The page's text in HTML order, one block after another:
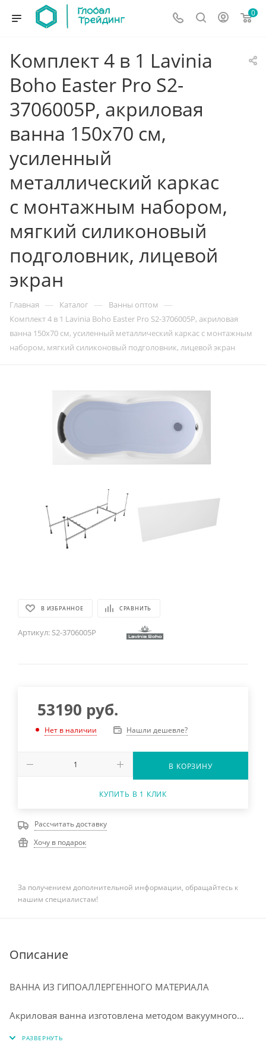
0
Комплект 4 в 1 Lavinia
Boho Easter Pro S2-
3706005P, акриловая
ванна 150x70 см,
усиленный
металлический каркас
с монтажным набором,
мягкий силиконовый
подголовник, лицевой
экран
Главная — Каталог — Ванны оптом —
Комплект 4 в 1 Lavinia Boho Easter Pro S2-3706005P, акриловая
ванна 150x70 см, усиленный металлический каркас с монтажным
набором, мягкий силиконовый подголовник, лицевой экран
В ИЗБРАННОЕ СРАВНИТЬ
Артикул: S2-3706005P
53190 руб.
Нет в наличии Нашли дешевле?
В КОРЗИНУ
КУПИТЬ В 1 КЛИК
Рассчитать доставку
Хочу в подарок
За получением дополнительной информации, обращайтесь к
нашим специалистам!
Описание
ВАННА ИЗ ГИПОАЛЛЕРГЕННОГО МАТЕРИАЛА
Акриловая ванна изготовлена методом вакуумного
акрилового листа ПММА. Технология производства